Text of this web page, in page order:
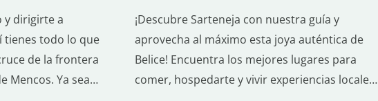
y dirigirte a
tienes todo lo que
de la frontera
Mencos. Ya sea
¡Descubre Sarteneja con nuestra guía y
aprovecha al máximo esta joya auténtica de
Belice! Encuentra los mejores lugares para
comer, hospedarte y vivir experiencias locales.